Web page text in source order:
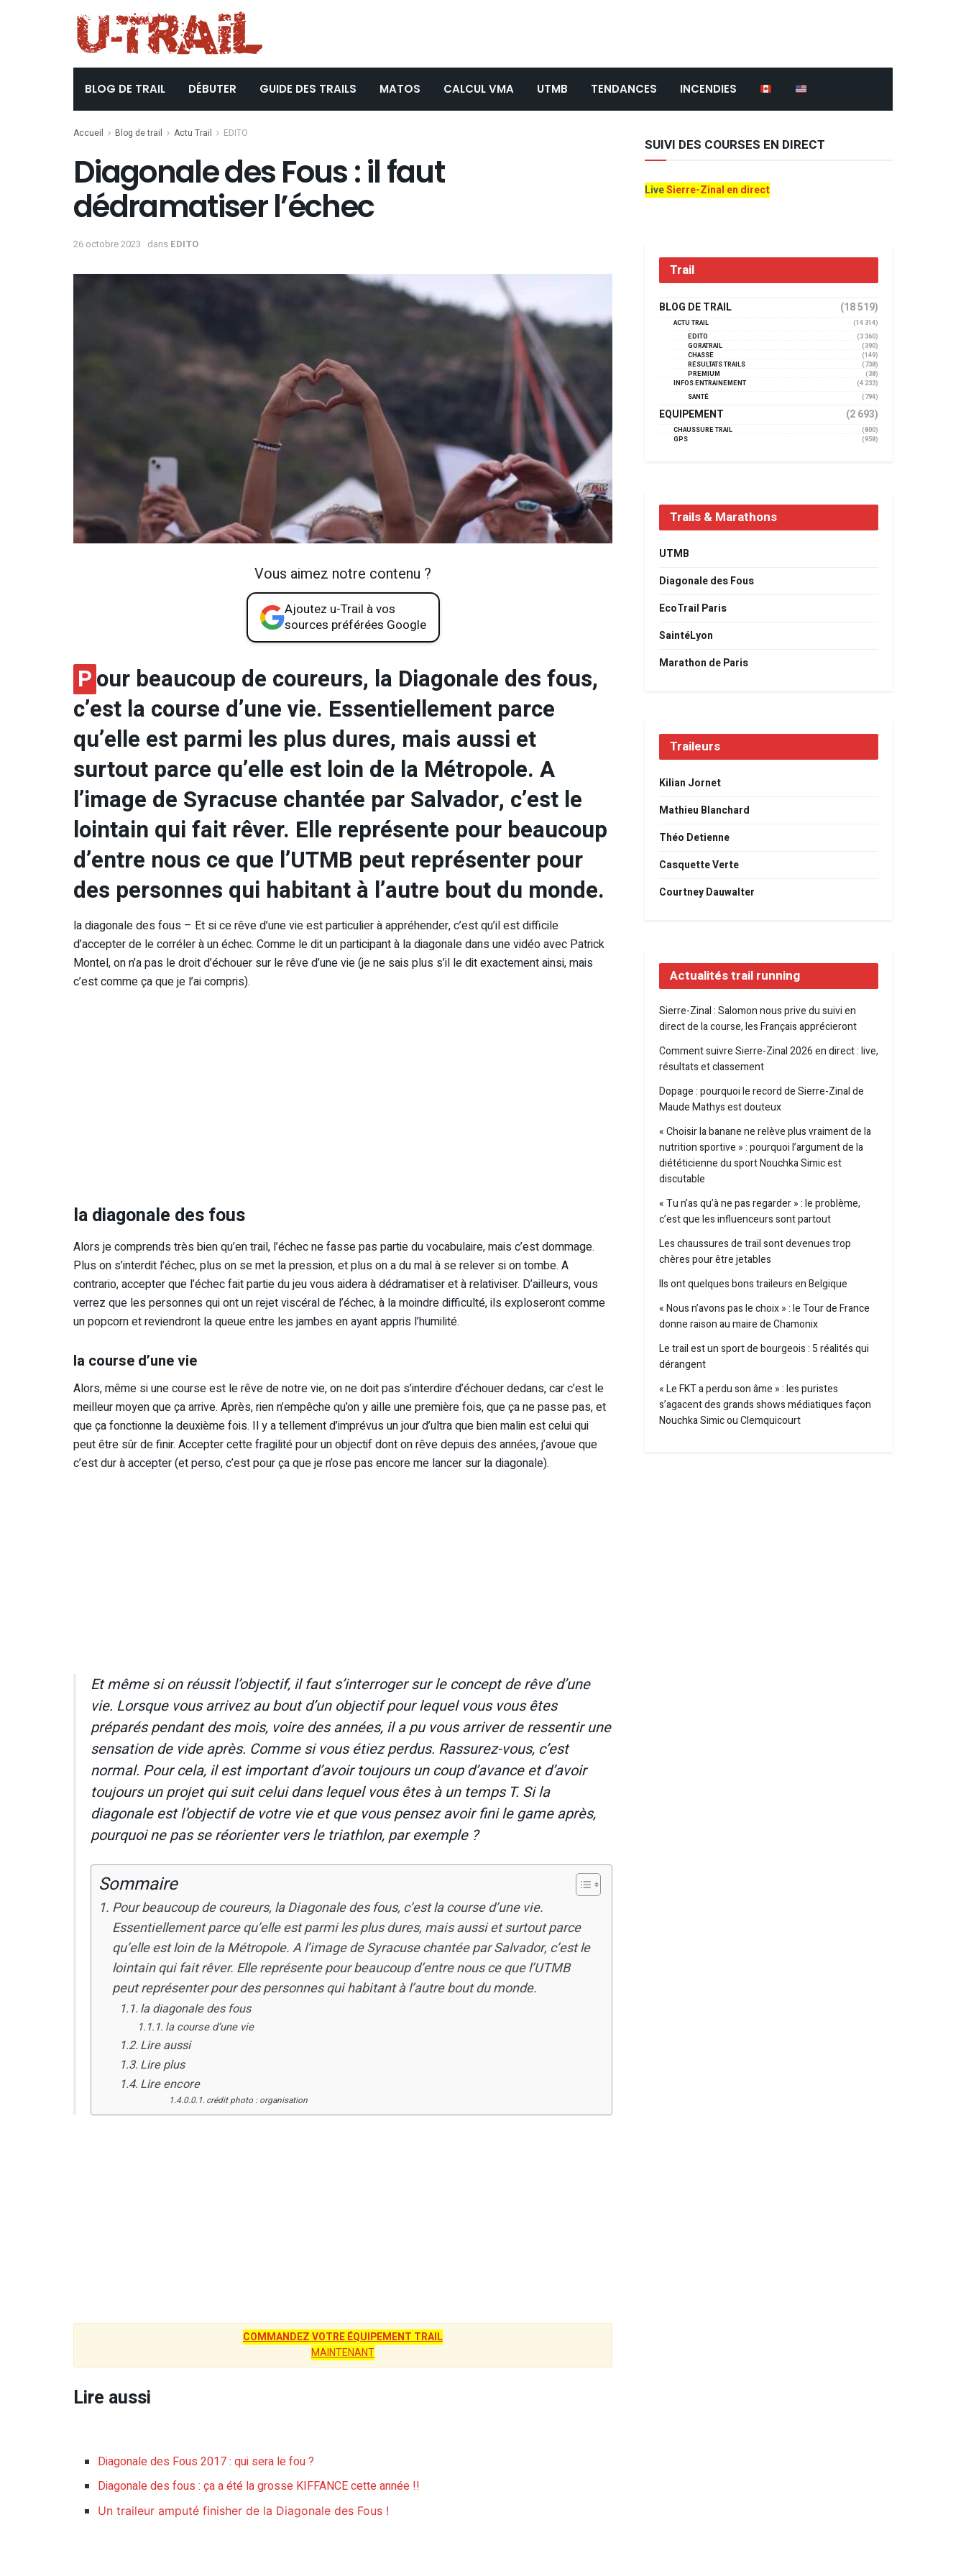
BLOG DE TRAIL DÉBUTER GUIDE DES TRAILS MATOS CALCUL VMA UTMB TENDANCES INCENDIES
Accueil Blog de trail Actu Trail EDITO
Diagonale des Fous : il faut
dédramatiser l’échec
26 octobre 2023 dans EDITO
Vous aimez notre contenu ?
Ajoutez u-Trail à vos
sources préférées Google
Pour beaucoup de coureurs, la Diagonale des fous,
c’est la course d’une vie. Essentiellement parce
qu’elle est parmi les plus dures, mais aussi et
surtout parce qu’elle est loin de la Métropole. A
l’image de Syracuse chantée par Salvador, c’est le
lointain qui fait rêver. Elle représente pour beaucoup
d’entre nous ce que l’UTMB peut représenter pour
des personnes qui habitant à l’autre bout du monde.
la diagonale des fous – Et si ce rêve d’une vie est particulier à appréhender, c’est qu’il est difficile
d’accepter de le corréler à un échec. Comme le dit un participant à la diagonale dans une vidéo avec Patrick
Montel, on n’a pas le droit d’échouer sur le rêve d’une vie (je ne sais plus s’il le dit exactement ainsi, mais
c’est comme ça que je l’ai compris).
la diagonale des fous
Alors je comprends très bien qu’en trail, l’échec ne fasse pas partie du vocabulaire, mais c’est dommage.
Plus on s’interdit l’échec, plus on se met la pression, et plus on a du mal à se relever si on tombe. A
contrario, accepter que l’échec fait partie du jeu vous aidera à dédramatiser et à relativiser. D’ailleurs, vous
verrez que les personnes qui ont un rejet viscéral de l’échec, à la moindre difficulté, ils exploseront comme
un popcorn et reviendront la queue entre les jambes en ayant appris l’humilité.
la course d’une vie
Alors, même si une course est le rêve de notre vie, on ne doit pas s’interdire d’échouer dedans, car c’est le
meilleur moyen que ça arrive. Après, rien n’empêche qu’on y aille une première fois, que ça ne passe pas, et
que ça fonctionne la deuxième fois. Il y a tellement d’imprévus un jour d’ultra que bien malin est celui qui
peut être sûr de finir. Accepter cette fragilité pour un objectif dont on rêve depuis des années, j’avoue que
c’est dur à accepter (et perso, c’est pour ça que je n’ose pas encore me lancer sur la diagonale).
Et même si on réussit l’objectif, il faut s’interroger sur le concept de rêve d’une
vie. Lorsque vous arrivez au bout d’un objectif pour lequel vous vous êtes
préparés pendant des mois, voire des années, il a pu vous arriver de ressentir une
sensation de vide après. Comme si vous étiez perdus. Rassurez-vous, c’est
normal. Pour cela, il est important d’avoir toujours un coup d’avance et d’avoir
toujours un projet qui suit celui dans lequel vous êtes à un temps T. Si la
diagonale est l’objectif de votre vie et que vous pensez avoir fini le game après,
pourquoi ne pas se réorienter vers le triathlon, par exemple ?
Sommaire
Pour beaucoup de coureurs, la Diagonale des fous, c’est la course d’une vie.
Essentiellement parce qu’elle est parmi les plus dures, mais aussi et surtout parce
qu’elle est loin de la Métropole. A l’image de Syracuse chantée par Salvador, c’est le
lointain qui fait rêver. Elle représente pour beaucoup d’entre nous ce que l’UTMB
peut représenter pour des personnes qui habitant à l’autre bout du monde.
la diagonale des fous
la course d’une vie
Lire aussi
Lire plus
Lire encore
crédit photo : organisation
COMMANDEZ VOTRE ÉQUIPEMENT TRAIL
MAINTENANT
Lire aussi
Diagonale des Fous 2017 : qui sera le fou ?
Diagonale des fous : ça a été la grosse KIFFANCE cette année !!
Un traileur amputé finisher de la Diagonale des Fous !
SUIVI DES COURSES EN DIRECT
LiveSierre-Zinal en direct
Trail
BLOG DE TRAIL (18 519)
ACTU TRAIL
(14 314)
EDITO
(3 360)
GORATRAIL
(390)
CHASSE
(149)
RÉSULTATS TRAILS
(738)
PREMIUM
(38)
INFOS ENTRAINEMENT
(4 233)
SANTÉ
(794)
EQUIPEMENT (2 693)
CHAUSSURE TRAIL
(800)
GPS
(958)
Trails & Marathons
UTMB
Diagonale des Fous
EcoTrail Paris
SaintéLyon
Marathon de Paris
Traileurs
Kilian Jornet
Mathieu Blanchard
Théo Detienne
Casquette Verte
Courtney Dauwalter
Actualités trail running
Sierre-Zinal : Salomon nous prive du suivi en
direct de la course, les Français apprécieront
Comment suivre Sierre-Zinal 2026 en direct : live,
résultats et classement
Dopage : pourquoi le record de Sierre-Zinal de
Maude Mathys est douteux
« Choisir la banane ne relève plus vraiment de la
nutrition sportive » : pourquoi l’argument de la
diététicienne du sport Nouchka Simic est
discutable
« Tu n’as qu’à ne pas regarder » : le problème,
c’est que les influenceurs sont partout
Les chaussures de trail sont devenues trop
chères pour être jetables
Ils ont quelques bons traileurs en Belgique
« Nous n’avons pas le choix » : le Tour de France
donne raison au maire de Chamonix
Le trail est un sport de bourgeois : 5 réalités qui
dérangent
« Le FKT a perdu son âme » : les puristes
s’agacent des grands shows médiatiques façon
Nouchka Simic ou Clemquicourt